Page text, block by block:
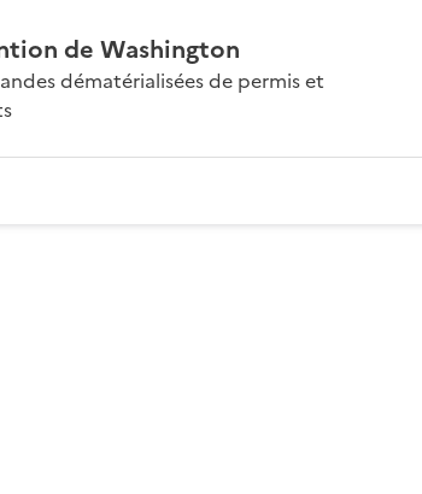
de Washington
dématérialisées de permis et